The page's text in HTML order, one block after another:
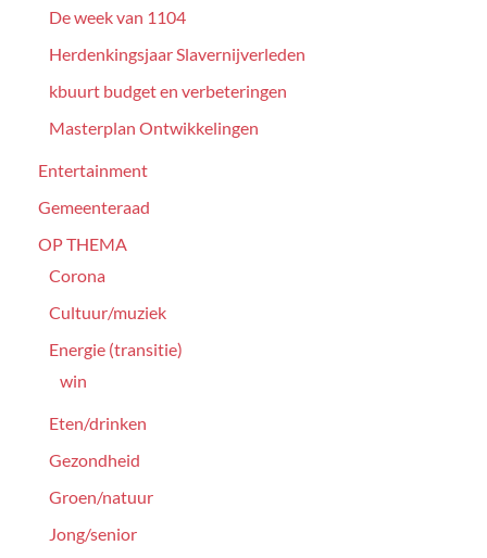
De week van 1104
Herdenkingsjaar Slavernijverleden
kbuurt budget en verbeteringen
Masterplan Ontwikkelingen
Entertainment
Gemeenteraad
OP THEMA
Corona
Cultuur/muziek
Energie (transitie)
win
Eten/drinken
Gezondheid
Groen/natuur
Jong/senior